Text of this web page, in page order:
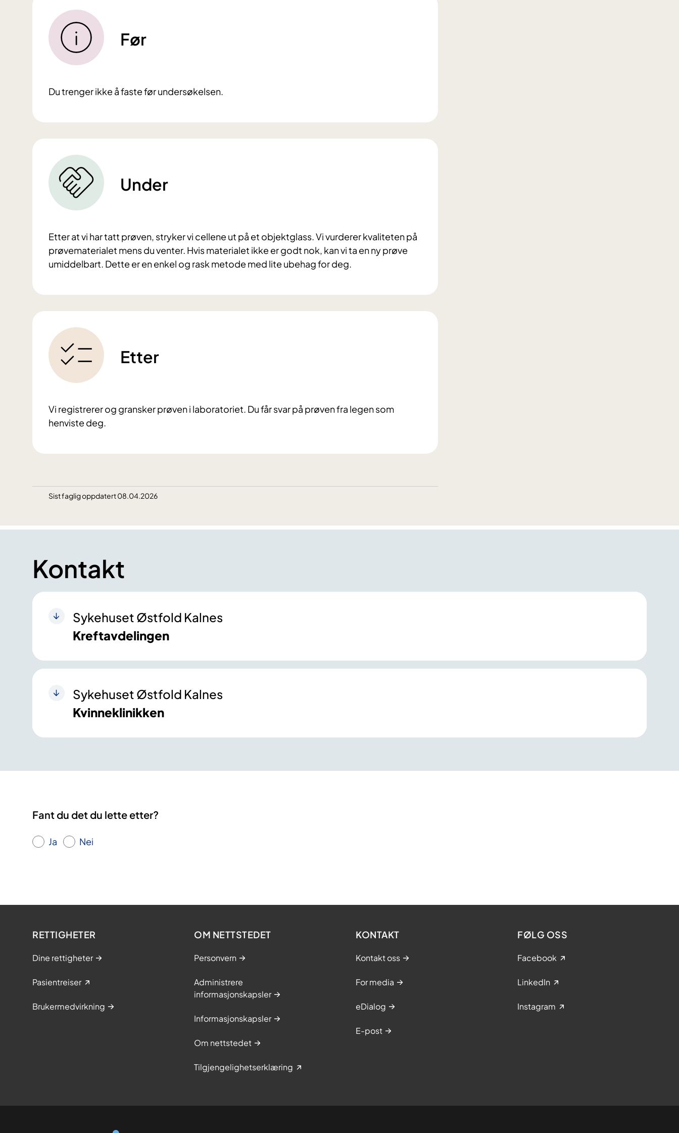
Før
Du trenger ikke å faste før undersøkelsen.
Under
Etter at vi har tatt prøven, stryker vi cellene ut på et objektglass. Vi vurderer kvaliteten på
prøvematerialet mens du venter. Hvis materialet ikke er godt nok, kan vi ta en ny prøve
umiddelbart. Dette er en enkel og rask metode med lite ubehag for deg.
Etter
Vi registrerer og gransker prøven i laboratoriet. Du får svar på prøven fra legen som
henviste deg.
Sist faglig oppdatert 08.04.2026
Kontakt
Sykehuset Østfold Kalnes
Kreftavdelingen
Sykehuset Østfold Kalnes
Kvinneklinikken
Fant du det du lette etter?
Ja Nei
RETTIGHETER
Dine rettigheter
Pasientreiser
Brukermedvirkning
OM NETTSTEDET
Personvern
Administrere
informasjonskapsler
Informasjonskapsler
Om nettstedet
Tilgjengelighetserklæring
KONTAKT
Kontakt oss
For media
eDialog
E-post
FØLG OSS
Facebook
LinkedIn
Instagram